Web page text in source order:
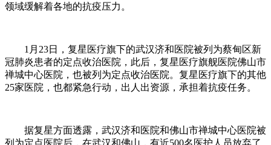
领域缓解着各地的抗疫压力。
1月23日，复星医疗旗下的武汉济和医院被列为蔡甸区新
冠肺炎患者的定点收治医院，此后，复星医疗旗舰医院佛山市
禅城中心医院，也被列为定点收治医院。复星医疗旗下的其他
25家医院，也都紧急行动，出人出资源，承担着抗疫任务。
据复星方面透露，武汉济和医院和佛山市禅城中心医院被
列为定点医院后，在武汉和佛山，有近500名医护人员放弃了